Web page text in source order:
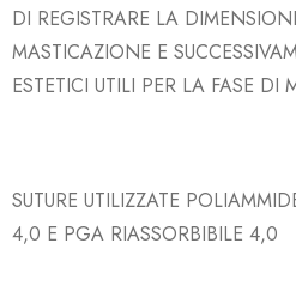
DI REGISTRARE LA
MASTICAZIONE E
ESTETICI UTILI PER LA FASE
SUTURE UTILIZZATE
4,0 E PGA RIASSORBIBILE 4,0